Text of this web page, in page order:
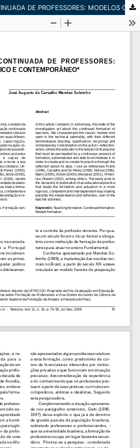
A FORMAÇÃO CONTINUADA DE PROFESSORES: MODELOS CLÁSSICO E CONTEMPORÂNEO